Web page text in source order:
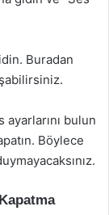
Buradan
ayarlarını bulun
Böylece